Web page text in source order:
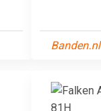
Banden.nl